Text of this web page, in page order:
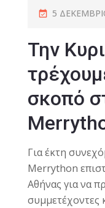
5
Την
σκοπό
Για έκτη
Merrython
Αθήνας για να
συμμετέχοντες